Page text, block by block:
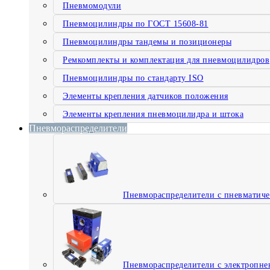
Пневмомодули
Пневмоцилиндры по ГОСТ 15608-81
Пневмоцилиндры тандемы и позиционеры
Ремкомплекты и комплектация для пневмоцилидров
Пневмоцилиндры по стандарту ISO
Элементы крепления датчиков положения
Элементы крепления пневмоцилидра и штока
Пневмораспределители
Пневмораспределители с
Пневмораспределители с